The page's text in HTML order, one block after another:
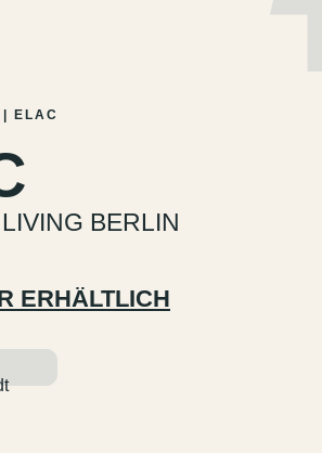
ELAC
BERLIN
ERHÄLTLICH